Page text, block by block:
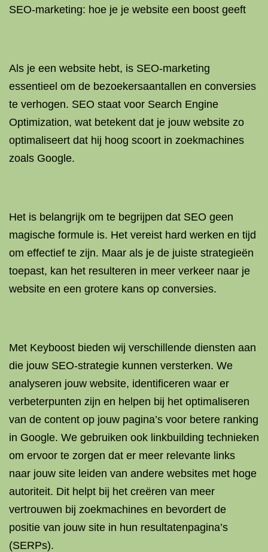
SEO-marketing: hoe je je website een boost geeft
Als je een website hebt, is SEO-marketing
essentieel om de bezoekersaantallen en conversies
te verhogen. SEO staat voor Search Engine
Optimization, wat betekent dat je jouw website zo
optimaliseert dat hij hoog scoort in zoekmachines
zoals Google.
Het is belangrijk om te begrijpen dat SEO geen
magische formule is. Het vereist hard werken en tijd
om effectief te zijn. Maar als je de juiste strategieën
toepast, kan het resulteren in meer verkeer naar je
website en een grotere kans op conversies.
Met Keyboost bieden wij verschillende diensten aan
die jouw SEO-strategie kunnen versterken. We
analyseren jouw website, identificeren waar er
verbeterpunten zijn en helpen bij het optimaliseren
van de content op jouw pagina’s voor betere ranking
in Google. We gebruiken ook linkbuilding technieken
om ervoor te zorgen dat er meer relevante links
naar jouw site leiden van andere websites met hoge
autoriteit. Dit helpt bij het creëren van meer
vertrouwen bij zoekmachines en bevordert de
positie van jouw site in hun resultatenpagina’s
(SERPs).